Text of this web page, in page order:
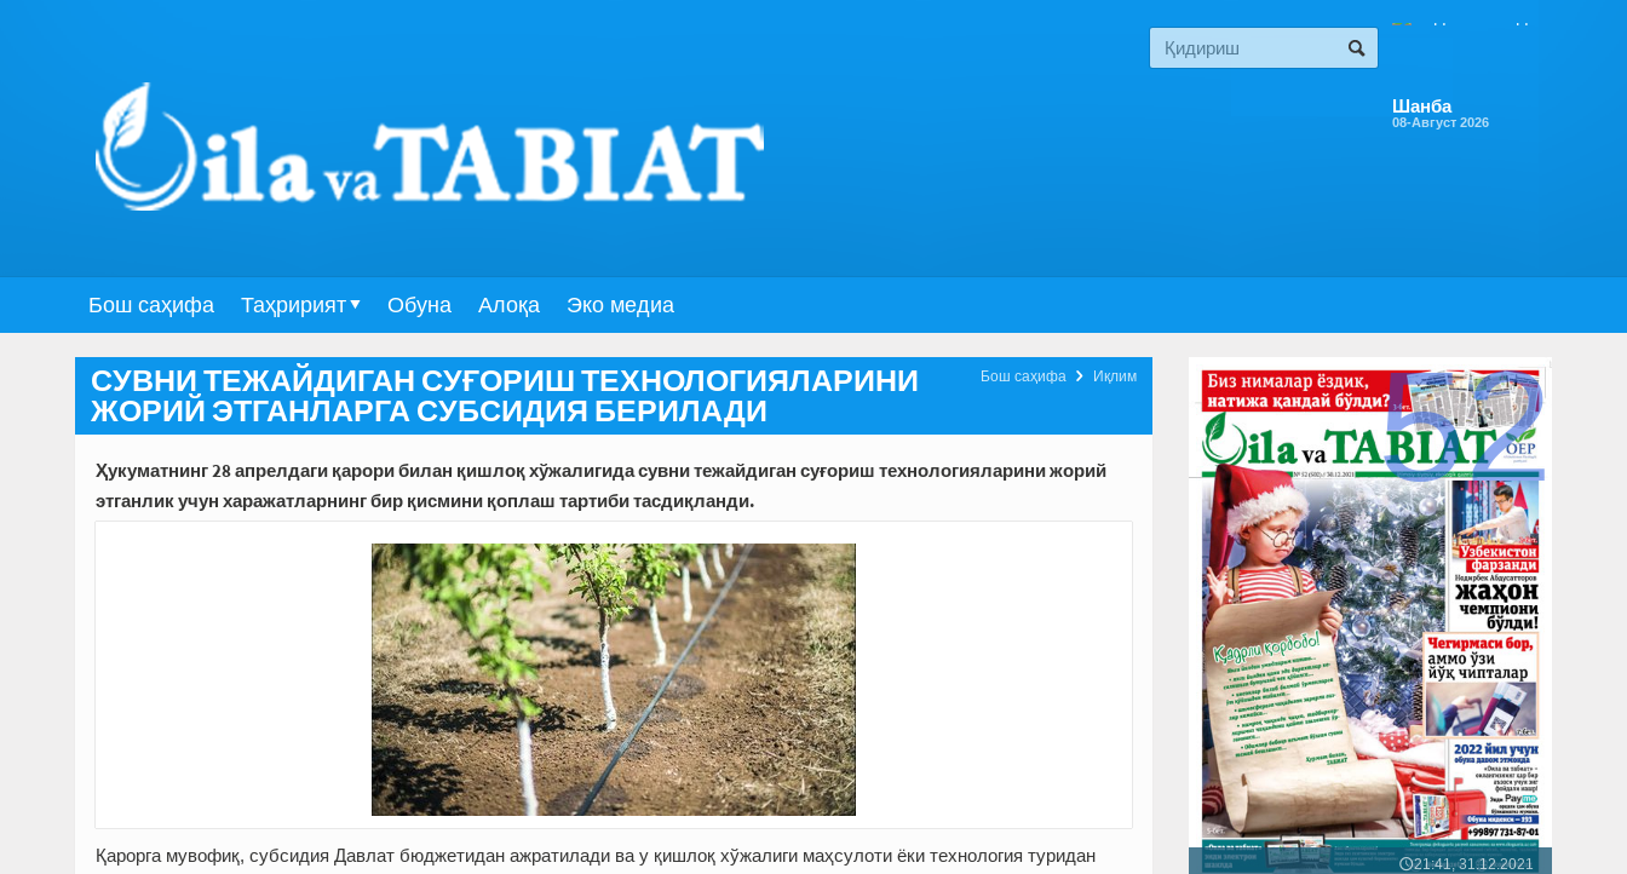
Шанба
08-Август 2026
Бош саҳифа Таҳририят Обуна Алоқа Эко медиа
Иқлим

Бош саҳифа
СУВНИ ТЕЖАЙДИГАН СУҒОРИШ ТЕХНОЛОГИЯЛАРИНИ
ЖОРИЙ ЭТГАНЛАРГА СУБСИДИЯ БЕРИЛАДИ
Ҳукуматнинг 28 апрелдаги қарори билан қишлоқ хўжалигида сувни тежайдиган суғориш технологияларини жорий
этганлик учун харажатларнинг бир қисмини қоплаш тартиби тасдиқланди.
Қарорга мувофиқ, субсидия Давлат бюджетидан ажратилади ва у қишлоқ хўжалиги маҳсулоти ёки технология туридан
🕔21:41, 31.12.2021
52